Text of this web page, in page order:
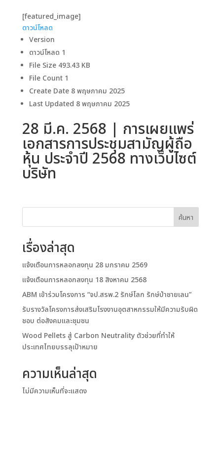
[featured_image]
ดาวน์โหลด
Version
ดาวน์โหลด 1
File Size 493.43 KB
File Count 1
Create Date 8 พฤษภาคม 2025
Last Updated 8 พฤษภาคม 2025
28 มี.ค. 2568 | การเผยแพร่
เอกสารการประชุมสามัญผู้ถือ
หุ้น ประจำปี 2568 ทางเว็บไซต์
บริษัท
ค้นหา
เรื่องล่าสุด
แจ้งเตือนการหลอกลงทุน 28 มกราคม 2569
แจ้งเตือนการหลอกลงทุน 18 สิงหาคม 2568
ABM เข้าร่วมโครงการ “จป.สรพ.2 รักษ์โลก รักษ์ป่าชายเลน”
รับรางวัลโครงการส่งเสริมโรงงานอุตสาหกรรมให้มีความรับผิด
ชอบ ต่อสังคมและชุมชน
Wood Pellets สู่ Carbon Neutrality ตัวช่วยที่ทำให้
ประเทศไทยบรรลุเป้าหมาย
ความเห็นล่าสุด
ไม่มีความเห็นที่จะแสดง